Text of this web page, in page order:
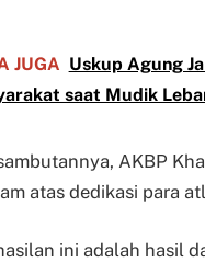
JUGA Uskup Agung
saat Mudik
AKBP
atas dedikasi para
ini adalah hasil